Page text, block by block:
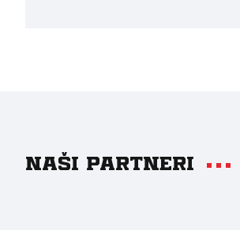
Naši partneri